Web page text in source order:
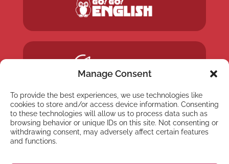
Manage Consent
To provide the best experiences, we use technologies like
cookies to store and/or access device information. Consenting
to these technologies will allow us to process data such as
browsing behavior or unique IDs on this site. Not consenting or
withdrawing consent, may adversely affect certain features
and functions.